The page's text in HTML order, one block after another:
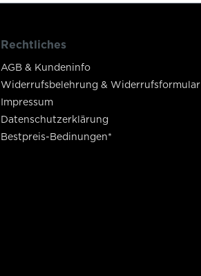
Rechtliches
AGB & Kundeninfo
Widerrufsbelehrung & Widerrufsformular
Impressum
Datenschutzerklärung
Bestpreis-Bedinungen*